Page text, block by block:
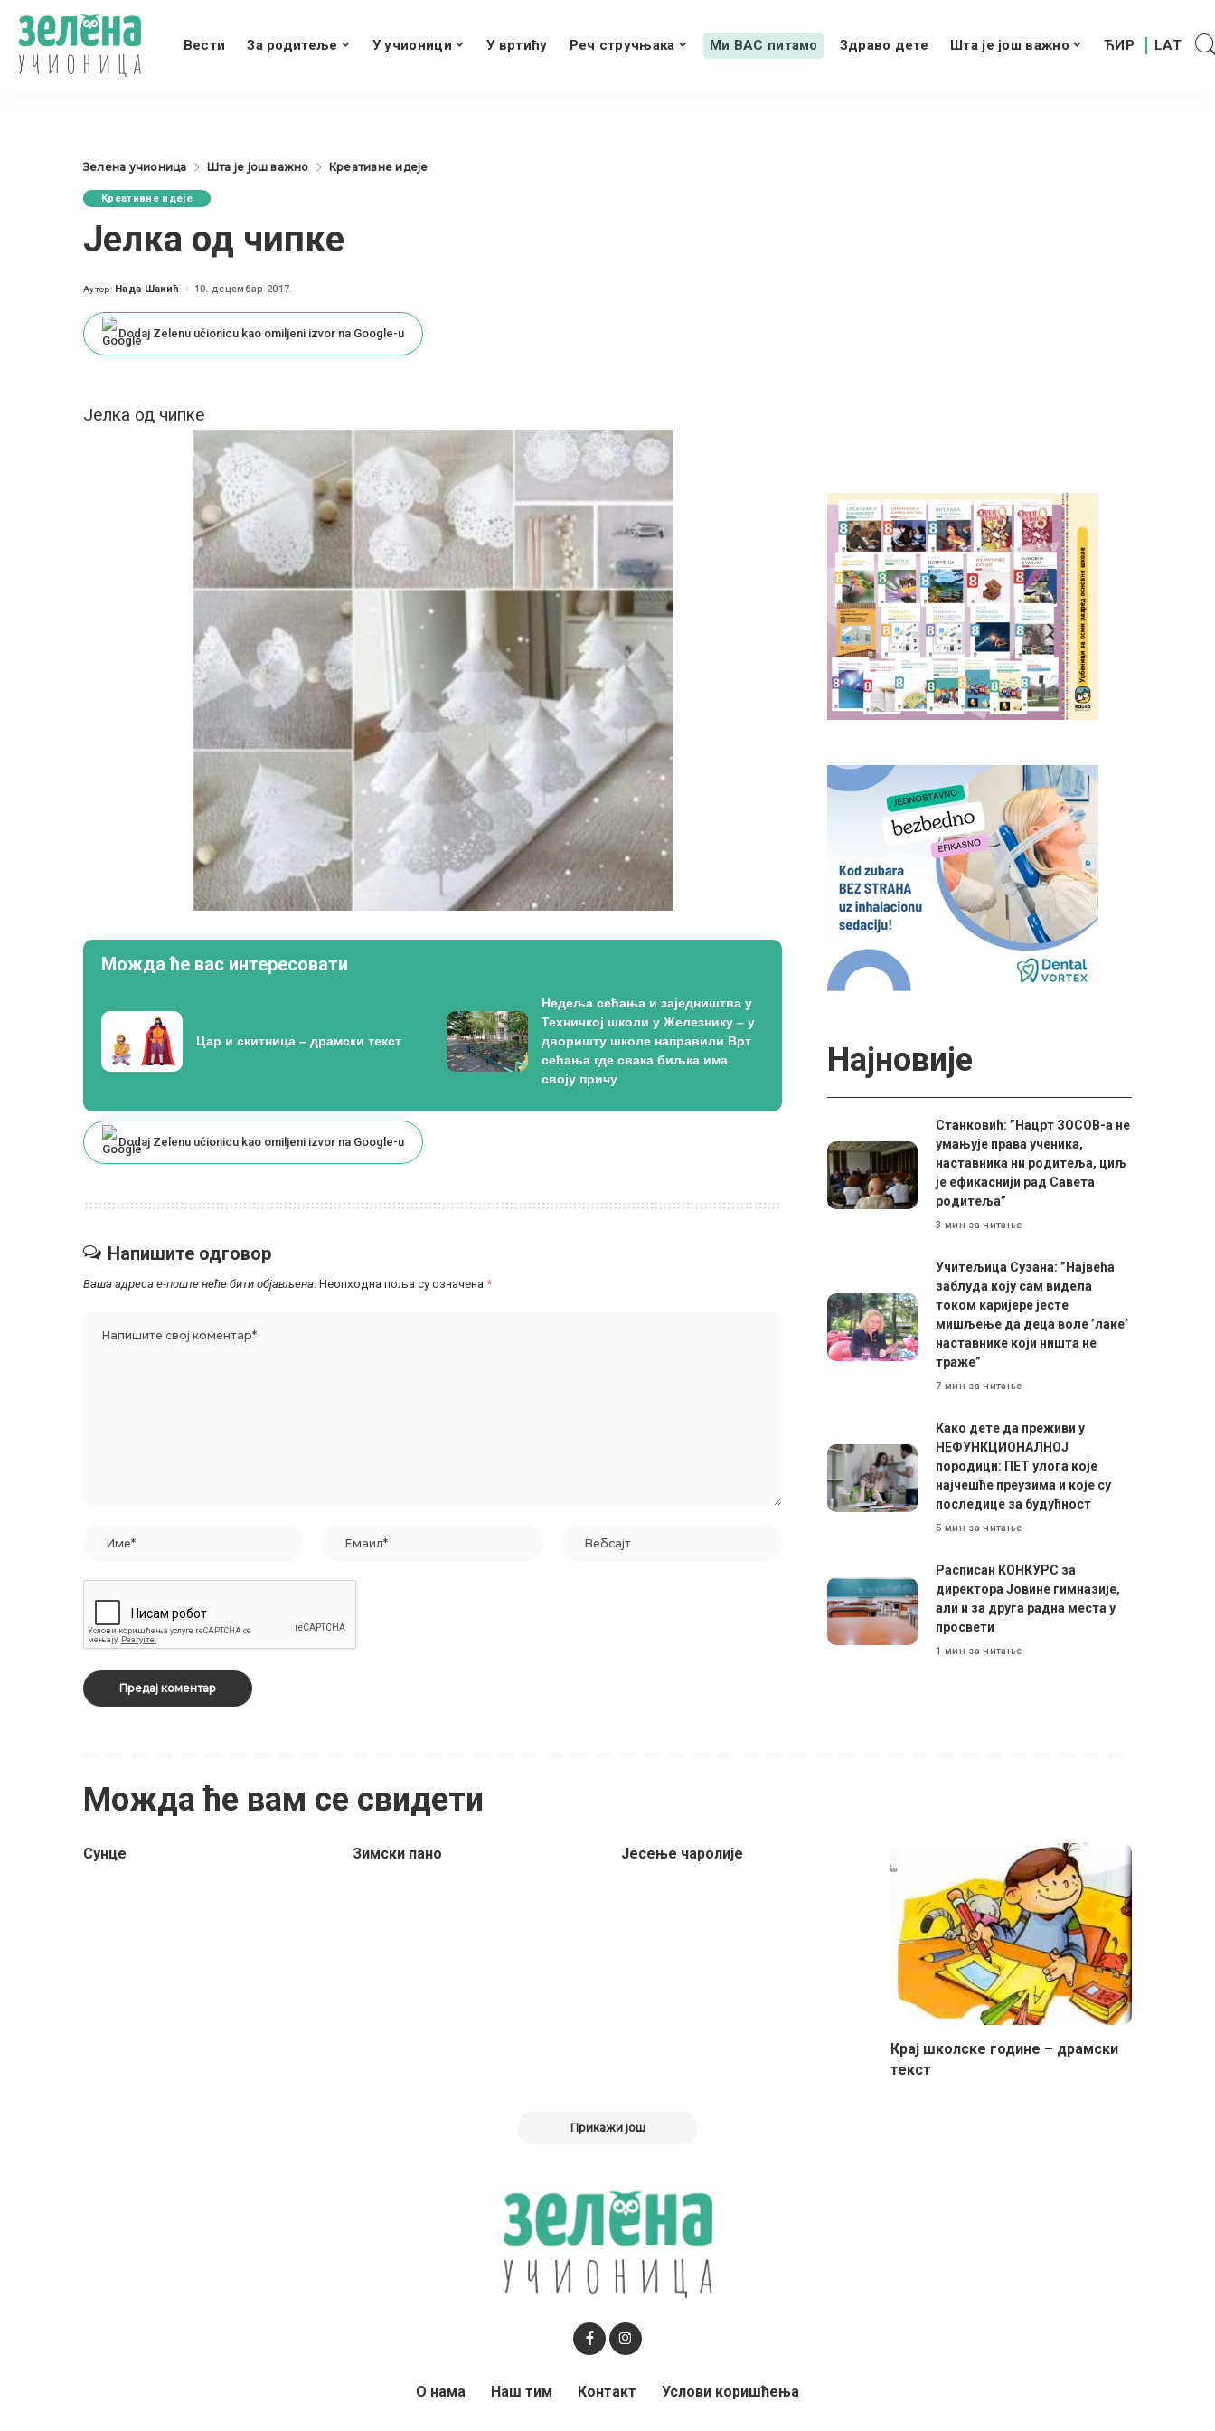
Вести За родитеље У учионици У вртићу Реч стручњака Ми ВАС питамо Здраво дете Шта је још важно
Зелена учионица Шта је још важно Креативне идеје
Креативне идеје
Јелка од чипке
Posted
Аутор: Нада Шакић 10. децембар 2017.
Dodaj Zelenu učionicu kao omiljeni izvor na Google-u
Јелка од чипке
Можда ће вас интересовати
Цар и скитница – драмски текст
Недеља сећања и заједништва у
Техничкој школи у Железнику – у
дворишту школе направили Врт
сећања где свака биљка има
своју причу
Dodaj Zelenu učionicu kao omiljeni izvor na Google-u
Напишите одговор
Ваша адреса е-поште неће бити објављена. Неопходна поља су означена *
Најновије
Станковић: ”Нацрт ЗОСОВ-а не
умањује права ученика,
наставника ни родитеља, циљ
је ефикаснији рад Савета
родитеља”
3 мин за читање
Учитељица Сузана: ”Највећа
заблуда коју сам видела
током каријере јесте
мишљење да деца воле ’лаке’
наставнике који ништа не
траже”
7 мин за читање
Како дете да преживи у
НЕФУНКЦИОНАЛНОЈ
породици: ПЕТ улога које
најчешће преузима и које су
последице за будућност
5 мин за читање
Расписан КОНКУРС за
директора Јовине гимназије,
али и за друга радна места у
просвети
1 мин за читање
Можда ће вам се свидети
Сунце Зимски пано Јесење чаролије
Крај школске године – драмски
текст
Прикажи још
О нама Наш тим Контакт Услови коришћења